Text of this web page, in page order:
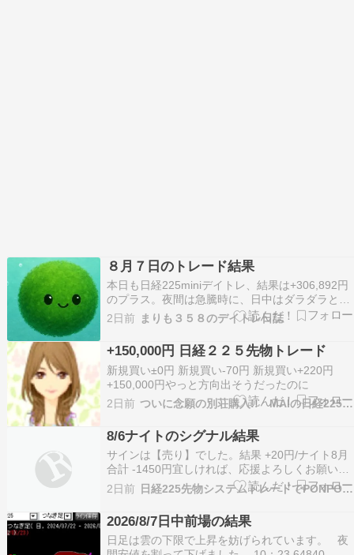
８月７日のトレード結果
本日も日経225miniデイトレ、結果は+306,892円
のプラス。夜間は急騰時に、日中はダラダラとし
た上昇トレンドで、全体的に利を積みやすい相場
だった。 エントリタイミングを間違ったトレード
もあったが、上昇トレンドの買いのみに限定した
ことで助かる場面も多くなったように思う。 …
2日前 まりも３５８のデイトレ日誌
+150,000円 日経２２５先物トレード
新規買い±0円 新規買い-70円 新規買い+220円
+150,000円やっと方向出そうだったのに
2日前
ついに念願の別荘購入!! MAIの日経225奮闘記
8/6ナイトのシグナル結果
サインは【売り】でした。結果 +20円/ナイト8月
合計 -1450円宜しければ、応援よろしくお願いし
ます。↓ ↓日経225先物ランキングにほんブログ村
2日前 日経225先物システムトレードでPONPON！
2026/8/7日中前場の結果
日足は雲の下限で上昇を妨げられています。 夜